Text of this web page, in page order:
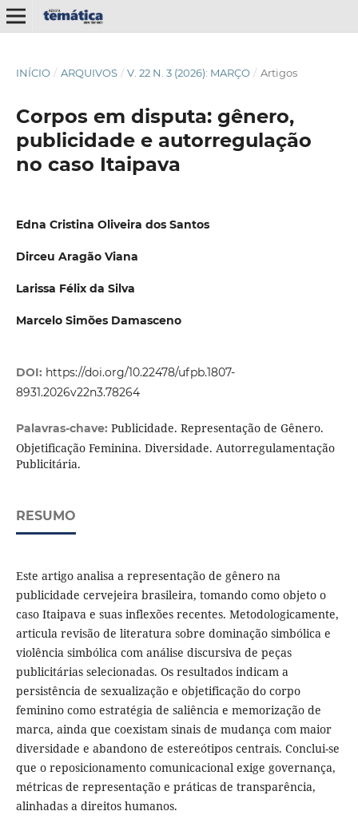
INÍCIO / ARQUIVOS / V. 22 N. 3 (2026): MARÇO / Artigos
Corpos em disputa: gênero,
publicidade e autorregulação
no caso Itaipava
Edna Cristina Oliveira dos Santos
Dirceu Aragão Viana
Larissa Félix da Silva
Marcelo Simões Damasceno
DOI: https://doi.org/10.22478/ufpb.1807-
8931.2026v22n3.78264
Palavras-chave: Publicidade. Representação de Gênero.
Objetificação Feminina. Diversidade. Autorregulamentação
Publicitária.
RESUMO
Este artigo analisa a representação de gênero na
publicidade cervejeira brasileira, tomando como objeto o
caso Itaipava e suas inflexões recentes. Metodologicamente,
articula revisão de literatura sobre dominação simbólica e
violência simbólica com análise discursiva de peças
publicitárias selecionadas. Os resultados indicam a
persistência de sexualização e objetificação do corpo
feminino como estratégia de saliência e memorização de
marca, ainda que coexistam sinais de mudança com maior
diversidade e abandono de estereótipos centrais. Conclui-se
que o reposicionamento comunicacional exige governança,
métricas de representação e práticas de transparência,
alinhadas a direitos humanos.